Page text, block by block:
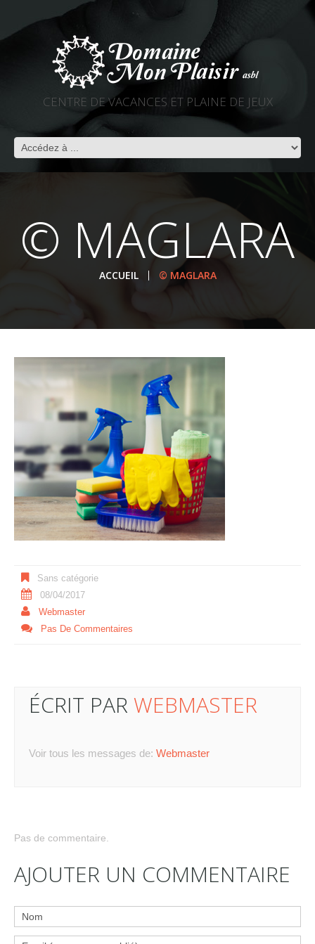
CENTRE DE VACANCES ET PLAINE DE JEUX
© MAGLARA
ACCUEIL © MAGLARA
Sans catégorie
08/04/2017
Webmaster
Pas De Commentaires
ÉCRIT PAR WEBMASTER
Voir tous les messages de: Webmaster
Pas de commentaire.
AJOUTER UN COMMENTAIRE